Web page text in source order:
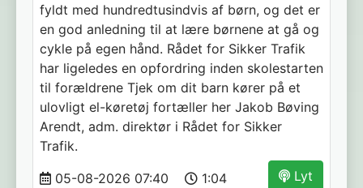
fyldt med hundredtusindvis af børn, og det er
en god anledning til at lære børnene at gå og
cykle på egen hånd. Rådet for Sikker Trafik
har ligeledes en opfordring inden skolestarten
til forældrene Tjek om dit barn kører på et
ulovligt el-køretøj fortæller her Jakob Bøving
Arendt, adm. direktør i Rådet for Sikker
Trafik.
Lyt
05-08-2026 07:40 1:04